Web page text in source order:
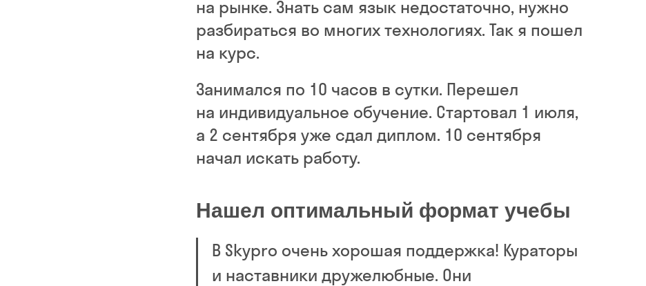
на рынке. Знать сам язык недостаточно, нужно
разбираться во многих технологиях. Так я пошел
на курс.
Занимался по 10 часов в сутки. Перешел
на индивидуальное обучение. Стартовал 1 июля,
а 2 сентября уже сдал диплом. 10 сентября
начал искать работу.
Нашел оптимальный формат учебы
В Skypro очень хорошая поддержка! Кураторы
и наставники дружелюбные. Они